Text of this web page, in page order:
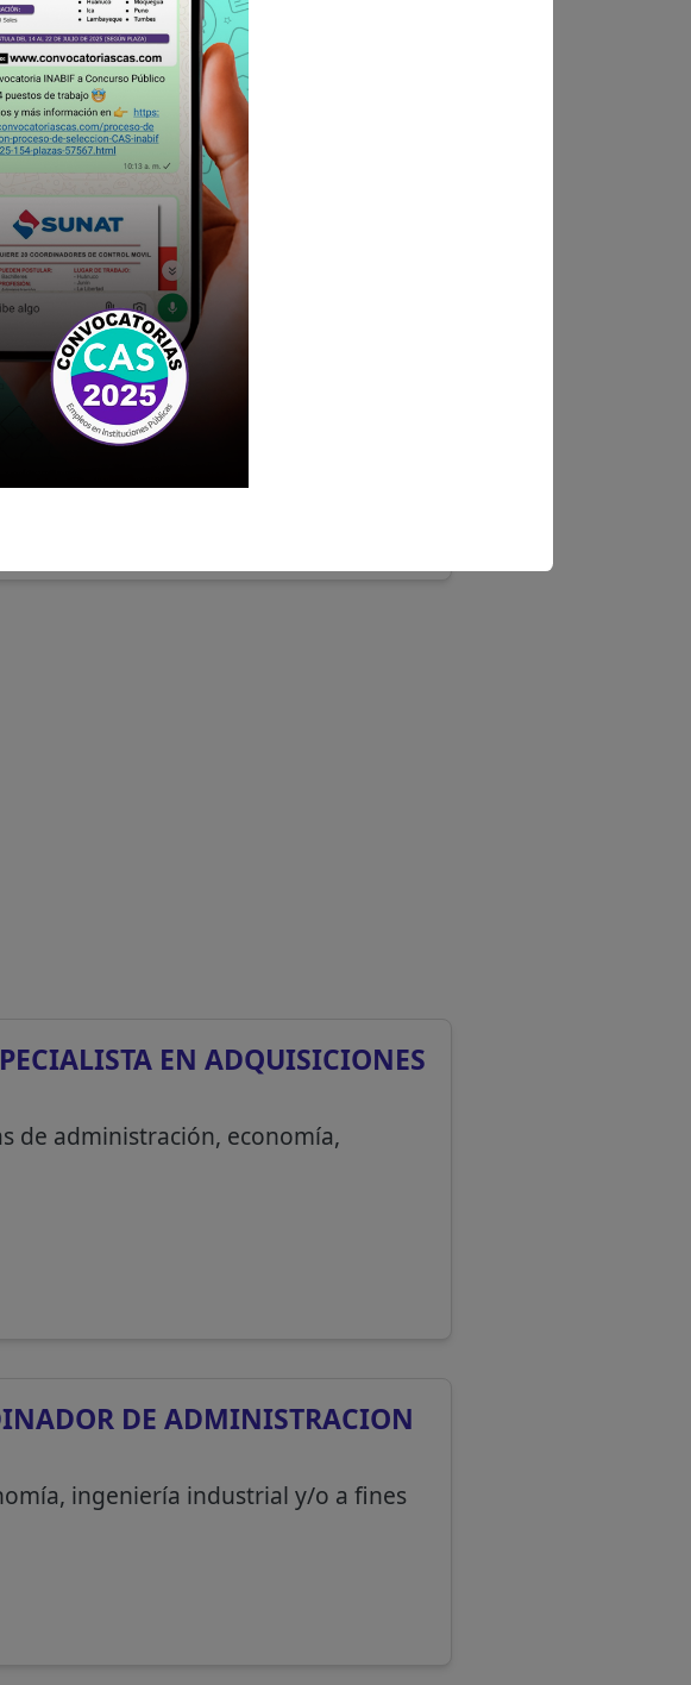
y habilitado de la carrera de
Contabilidad y/o carrera
TECNICO LEGAL DE
las carreras de Administración,
EN ADQUISICIONES
de administración, economía,
DE ADMINISTRACION
ingeniería industrial y/o a fines